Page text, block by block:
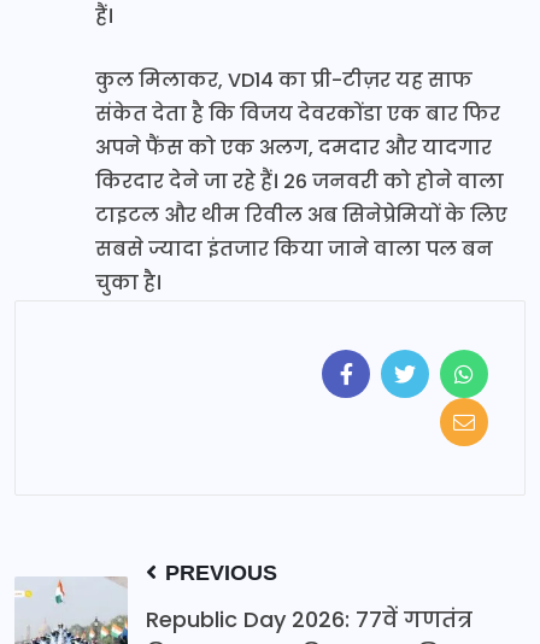
हैं।
कुल मिलाकर, VD14 का प्री-टीज़र यह साफ
संकेत देता है कि विजय देवरकोंडा एक बार फिर
अपने फैंस को एक अलग, दमदार और यादगार
किरदार देने जा रहे हैं। 26 जनवरी को होने वाला
टाइटल और थीम रिवील अब सिनेप्रेमियों के लिए
सबसे ज्यादा इंतजार किया जाने वाला पल बन
चुका है।
PREVIOUS
Republic Day 2026: 77वें गणतंत्र